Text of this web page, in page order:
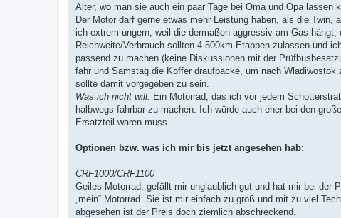
Alter, wo man sie auch ein paar Tage bei Oma und Opa lassen
Der Motor darf gerne etwas mehr Leistung haben, als die
ich extrem ungern, weil die dermaßen aggressiv am Gas
Reichweite/Verbrauch sollten 4-500km Etappen zulassen und
passend zu machen (keine Diskussionen mit der
fahr und Samstag die Koffer draufpacke, um nach
sollte damit vorgegeben zu sein.
Was ich nicht will: Ein Motorrad, das ich vor jedem
halbwegs fahrbar zu machen. Ich würde auch eher bei den
Ersatzteil waren muss.
Optionen bzw. was ich mir bis jetzt angesehen hab:
CRF1000/CRF1100
Geiles Motorrad, gefällt mir unglaublich gut und hat mir bei der
„mein“ Motorrad. Sie ist mir einfach zu groß und mit zu viel
abgesehen ist der Preis doch ziemlich abschreckend.